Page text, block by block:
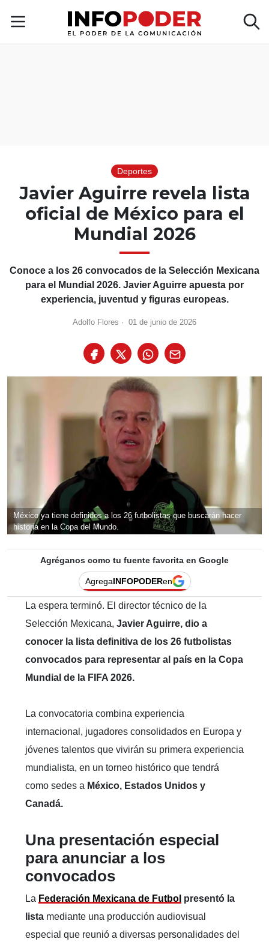
Deportes
Javier Aguirre revela lista
oficial de México para el
Mundial 2026
Conoce a los 26 convocados de la Selección Mexicana
para el Mundial 2026. Javier Aguirre apuesta por
experiencia, juventud y figuras europeas.
Adolfo Flores · 01 de junio de 2026
México ya tiene definidos a los 26 futbolistas que buscarán hacer
historia en la Copa del Mundo.
Agréganos como tu fuente favorita en Google
AgregaINFOPODERen
La espera terminó. El director técnico de la
Selección Mexicana, Javier Aguirre, dio a
conocer la lista definitiva de los 26 futbolistas
convocados para representar al país en la Copa
Mundial de la FIFA 2026.
La convocatoria combina experiencia
internacional, jugadores consolidados en Europa y
jóvenes talentos que vivirán su primera experiencia
mundialista, en un torneo histórico que tendrá
como sedes a México, Estados Unidos y
Canadá.
Una presentación especial
para anunciar a los
convocados
La Federación Mexicana de Futbol presentó la
lista mediante una producción audiovisual
especial que reunió a diversas personalidades del